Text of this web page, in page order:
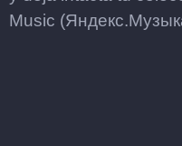
Music